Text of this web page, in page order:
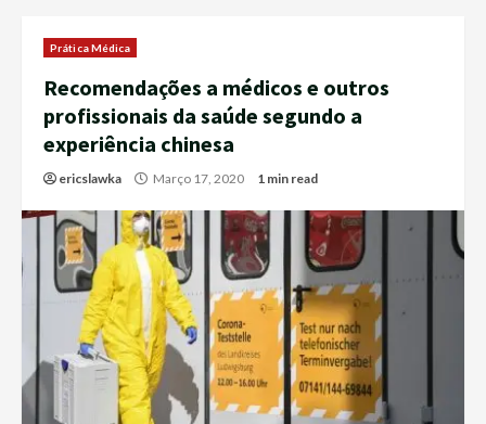
Prática Médica
Recomendações a médicos e outros
profissionais da saúde segundo a
experiência chinesa
ericslawka Março 17, 2020 1 min read